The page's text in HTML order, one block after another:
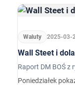
ocenie wielu
może znacząco
Waluty 2025-03-
Wall Steet i
Raport DM BOŚ z
Poniedziałek